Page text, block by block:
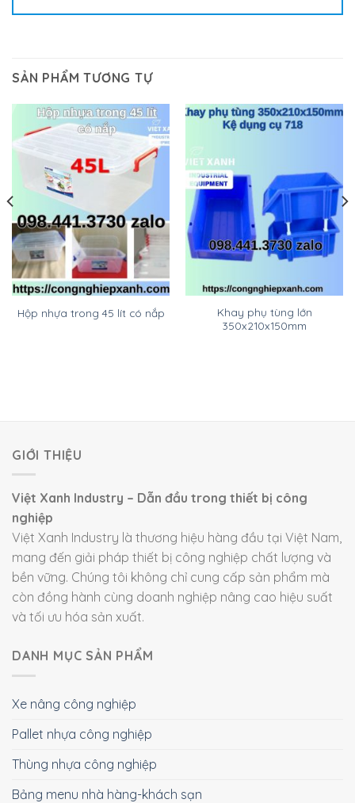
SẢN PHẨM TƯƠNG TỰ
Hộp nhựa trong 45 lít có nắp
Khay phụ tùng lớn
350x210x150mm
GIỚI THIỆU
Việt Xanh Industry – Dẫn đầu trong thiết bị công
nghiệp
Việt Xanh Industry là thương hiệu hàng đầu tại Việt Nam,
mang đến giải pháp thiết bị công nghiệp chất lượng và
bền vững. Chúng tôi không chỉ cung cấp sản phẩm mà
còn đồng hành cùng doanh nghiệp nâng cao hiệu suất
và tối ưu hóa sản xuất.
DANH MỤC SẢN PHẨM
Xe nâng công nghiệp
Pallet nhựa công nghiệp
Thùng nhựa công nghiệp
Bảng menu nhà hàng-khách sạn